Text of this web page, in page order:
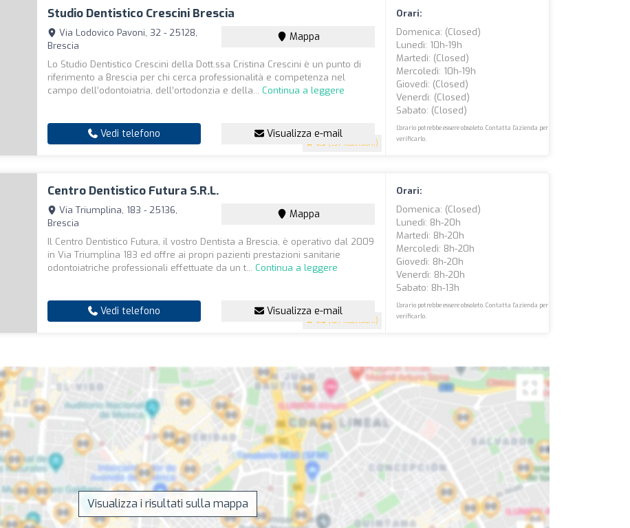
Studio Dentistico Crescini Brescia
4.9 (137 recensioni)
Via Lodovico Pavoni, 32 - 25128,
Brescia
Mappa
Lo Studio Dentistico Crescini della Dott.ssa Cristina Crescini è un punto di
riferimento a Brescia per chi cerca professionalità e competenza nel
campo dell’odontoiatria, dell’ortodonzia e della... Continua a leggere
Vedi telefono Visualizza e-mail
Orari:
Domenica: (closed)
Lunedì: 10h-19h
Martedì: (closed)
Mercoledì: 10h-19h
Giovedì: (closed)
Venerdì: (closed)
Sabato: (closed)
L'orario potrebbe essere obsoleto. Contatta l'azienda per
verificarlo.
Centro Dentistico Futura S.r.l.
4.6 (127 recensioni)
Via Triumplina, 183 - 25136,
Brescia
Mappa
Il Centro Dentistico Futura, il vostro Dentista a Brescia, è operativo dal 2009
in Via Triumplina 183 ed offre ai propri pazienti prestazioni sanitarie
odontoiatriche professionali effettuate da un t... Continua a leggere
Vedi telefono Visualizza e-mail
Orari:
Domenica: (closed)
Lunedì: 8h-20h
Martedì: 8h-20h
Mercoledì: 8h-20h
Giovedì: 8h-20h
Venerdì: 8h-20h
Sabato: 8h-13h
L'orario potrebbe essere obsoleto. Contatta l'azienda per
verificarlo.
Visualizza i risultati sulla mappa